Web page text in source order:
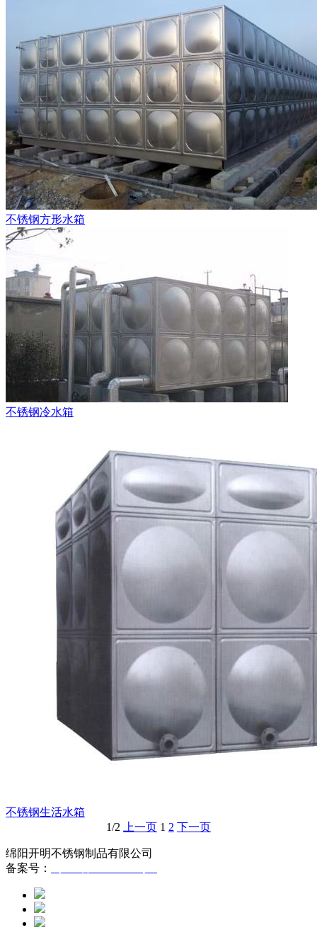
不锈钢方形水箱
不锈钢冷水箱
不锈钢生活水箱
1/2 上一页 1 2 下一页
绵阳开明不锈钢制品有限公司
备案号：